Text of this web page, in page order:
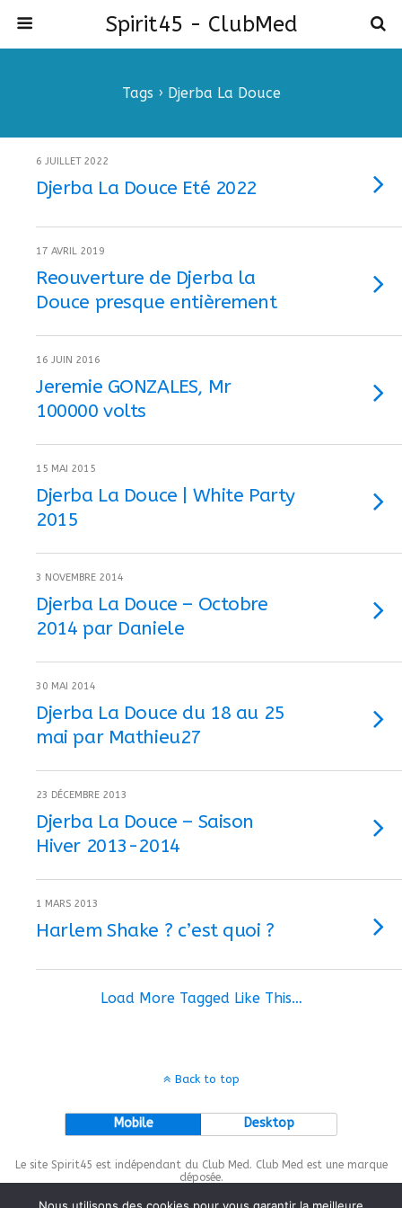
Spirit45 - ClubMed
Tags › Djerba La Douce
6 JUILLET 2022
Djerba La Douce Eté 2022
17 AVRIL 2019
Reouverture de Djerba la
Douce presque entièrement
16 JUIN 2016
Jeremie GONZALES, Mr
100000 volts
15 MAI 2015
Djerba La Douce | White Party
2015
3 NOVEMBRE 2014
Djerba La Douce – Octobre
2014 par Daniele
30 MAI 2014
Djerba La Douce du 18 au 25
mai par Mathieu27
23 DÉCEMBRE 2013
Djerba La Douce – Saison
Hiver 2013-2014
1 MARS 2013
Harlem Shake ? c’est quoi ?
Load More Tagged Like This…
Back to top
Mobile Desktop
Le site Spirit45 est indépendant du Club Med. Club Med est une marque
déposée.
Nous utilisons des cookies pour vous garantir la meilleure